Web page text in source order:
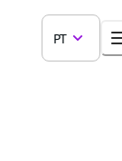
PT